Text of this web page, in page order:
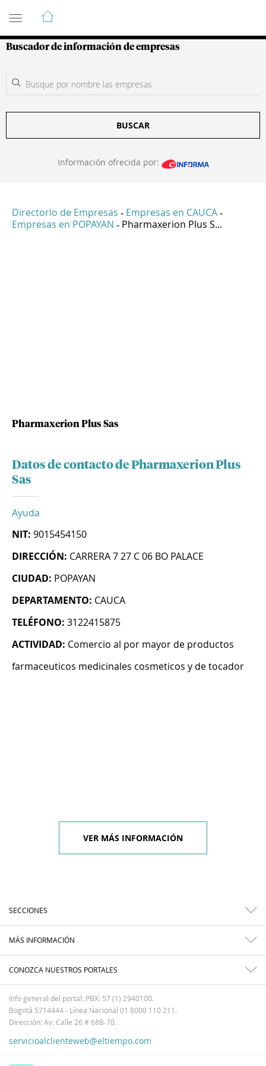
Guía de Empresas Colombianas
Buscador de información de empresas
BUSCAR
Información ofrecida por:
Directorio de Empresas - Empresas en CAUCA -
Empresas en POPAYAN - Pharmaxerion Plus S...
Pharmaxerion Plus Sas
Datos de contacto de Pharmaxerion Plus
Sas
Ayuda
NIT: 9015454150
DIRECCIÓN: CARRERA 7 27 C 06 BO PALACE
CIUDAD: POPAYAN
DEPARTAMENTO: CAUCA
TELÉFONO: 3122415875
ACTIVIDAD: Comercio al por mayor de productos
farmaceuticos medicinales cosmeticos y de tocador
VER MÁS INFORMACIÓN
SECCIONES
MÁS INFORMACIÓN
CONOZCA NUESTROS PORTALES
Info general del portal: PBX: 57 (1) 2940100.
Bogotá 5714444 - Línea Nacional 01 8000 110 211.
Dirección: Av. Calle 26 # 68B-70.
servicioalclienteweb@eltiempo.com